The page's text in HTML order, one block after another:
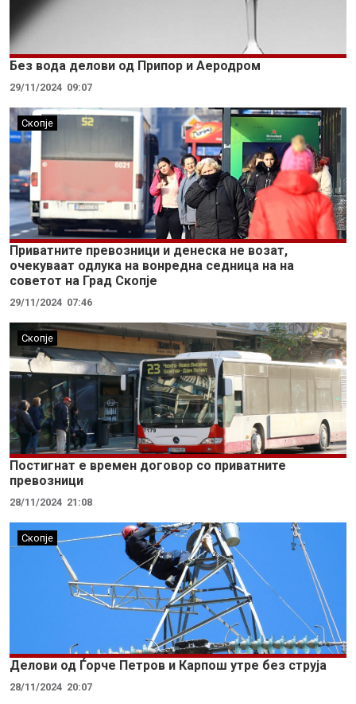
Без вода делови од Припор и Аеродром
29/11/2024 09:07
Скопје
Приватните превозници и денеска не возат,
очекуваат одлука на вонредна седница на на
советот на Град Скопје
29/11/2024 07:46
Скопје
Постигнат е времен договор со приватните
превозници
28/11/2024 21:08
Скопје
Делови од Ѓорче Петров и Карпош утре без струја
28/11/2024 20:07